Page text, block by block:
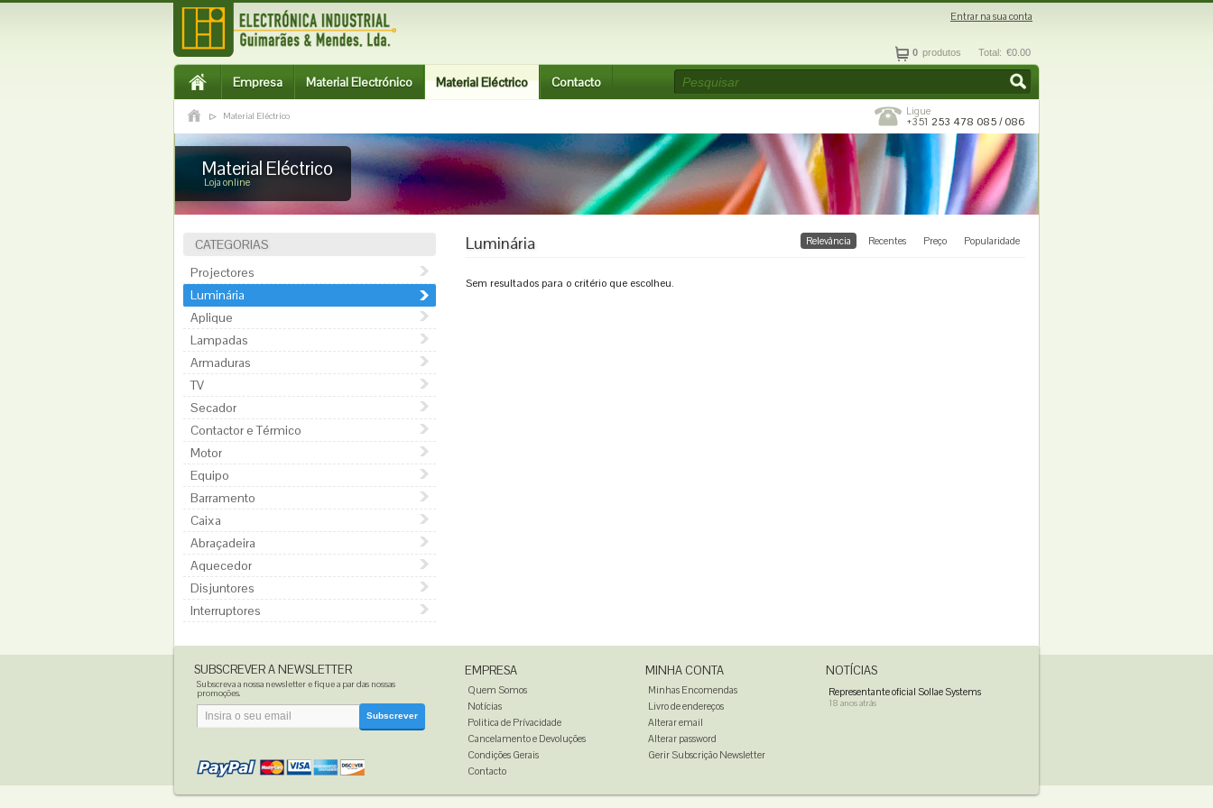
Entrar na sua conta
Empresa Material Electrónico Material Eléctrico Contacto
0 produtos Total: €0.00
Material Eléctrico Ligue
+351 253 478 085 / 086
Material Eléctrico
Loja online
CATEGORIAS
Projectores
Luminária
Aplique
Lampadas
Armaduras
TV
Secador
Contactor e Térmico
Motor
Equipo
Barramento
Caixa
Abraçadeira
Aquecedor
Disjuntores
Interruptores
Luminária Relevância Recentes Preço Popularidade
Sem resultados para o critério que escolheu.
SUBSCREVER A NEWSLETTER
Subscreva a nossa newsletter e fique a par das nossas
promoções.
Subscrever
EMPRESA
Quem Somos
Notícias
Politica de Prívacidade
Cancelamento e Devoluções
Condições Gerais
Contacto
MINHA CONTA
Minhas Encomendas
Livro de endereços
Alterar email
Alterar password
Gerir Subscrição Newsletter
NOTÍCIAS
Representante oficial Sollae Systems
18 anos atrás